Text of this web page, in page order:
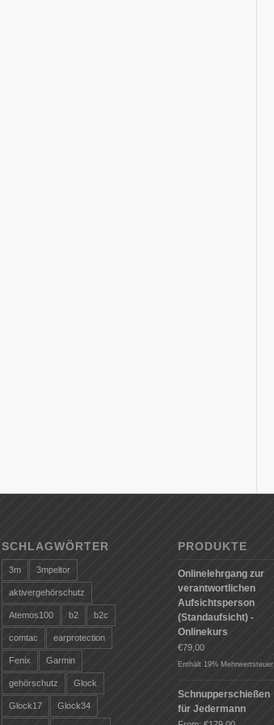
SCHLAGWÖRTER
3m 3mpeltor
aktivergehörschutz
Atemos100 b2 b2c
comtac earprotection
Fenix Garmin
gehörschutz Glock
Glock17 Glock34
PRODUKTE
Onlinelehrgang zur
verantwortlichen
Aufsichtsperson
(Standaufsicht) -
Onlinekurs
€79,00
Enthält 19% Mehrwertsteuer
Schnupperschießen
für Jedermann